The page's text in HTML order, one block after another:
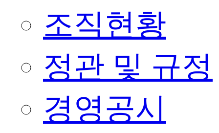
조직현황
정관 및 규정
경영공시